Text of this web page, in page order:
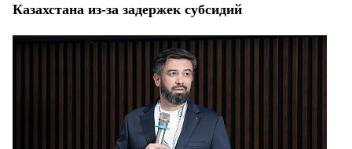
Казахстана из-за задержек субсидий